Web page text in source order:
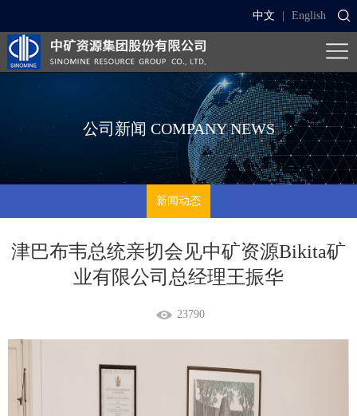
中文 English
公司新闻 COMPANY NEWS
新闻动态
津巴布韦总统亲切会见中矿资源Bikita矿
业有限公司总经理王振华
23790